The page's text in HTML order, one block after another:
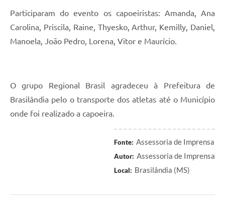
Participaram do evento os capoeiristas: Amanda, Ana
Carolina, Priscila, Raine, Thyesko, Arthur, Kemilly, Daniel,
Manoela, João Pedro, Lorena, Vitor e Maurício.
O grupo Regional Brasil agradeceu à Prefeitura de
Brasilândia pelo o transporte dos atletas até o Município
onde foi realizado a capoeira.
Fonte: Assessoria de Imprensa
Autor: Assessoria de Imprensa
Local: Brasilândia (MS)